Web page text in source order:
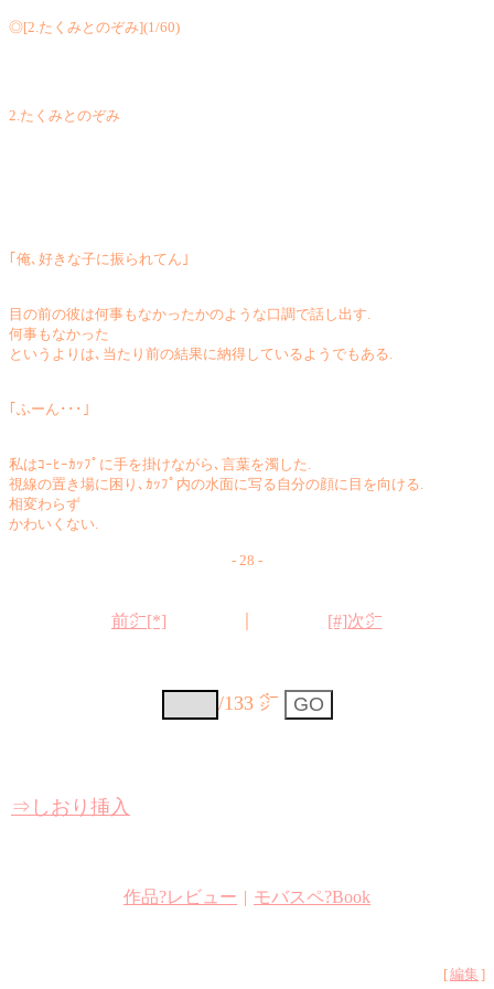
◎[2.たくみとのぞみ](1/60)
2.たくみとのぞみ
｢俺､好きな子に振られてん｣
目の前の彼は何事もなかったかのような口調で話し出す.
何事もなかった
というよりは､当たり前の結果に納得しているようでもある.
｢ふーん･･･｣
私はｺｰﾋｰｶｯﾌﾟに手を掛けながら､言葉を濁した.
視線の置き場に困り､ｶｯﾌﾟ内の水面に写る自分の顔に目を向ける.
相変わらず
かわいくない.
- 28 -
前㌻[*] [#]次㌻
/133 ㌻
⇒しおり挿入
作品?レビュー | モバスペ?Book
[編集 ]